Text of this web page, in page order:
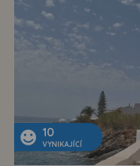
10
VYNIKAJÍCÍ